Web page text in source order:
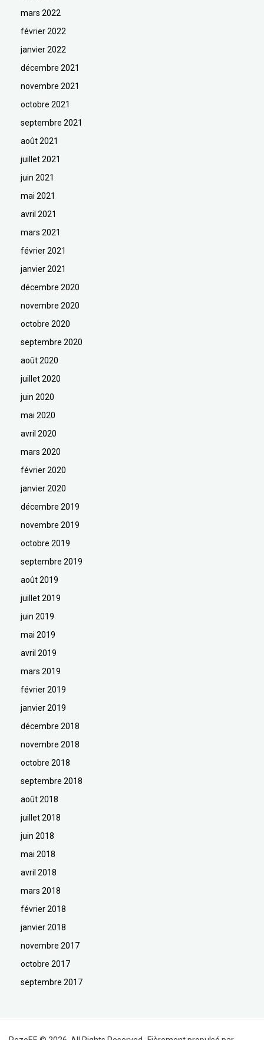
mars 2022
février 2022
janvier 2022
décembre 2021
novembre 2021
octobre 2021
septembre 2021
août 2021
juillet 2021
juin 2021
mai 2021
avril 2021
mars 2021
février 2021
janvier 2021
décembre 2020
novembre 2020
octobre 2020
septembre 2020
août 2020
juillet 2020
juin 2020
mai 2020
avril 2020
mars 2020
février 2020
janvier 2020
décembre 2019
novembre 2019
octobre 2019
septembre 2019
août 2019
juillet 2019
juin 2019
mai 2019
avril 2019
mars 2019
février 2019
janvier 2019
décembre 2018
novembre 2018
octobre 2018
septembre 2018
août 2018
juillet 2018
juin 2018
mai 2018
avril 2018
mars 2018
février 2018
janvier 2018
novembre 2017
octobre 2017
septembre 2017